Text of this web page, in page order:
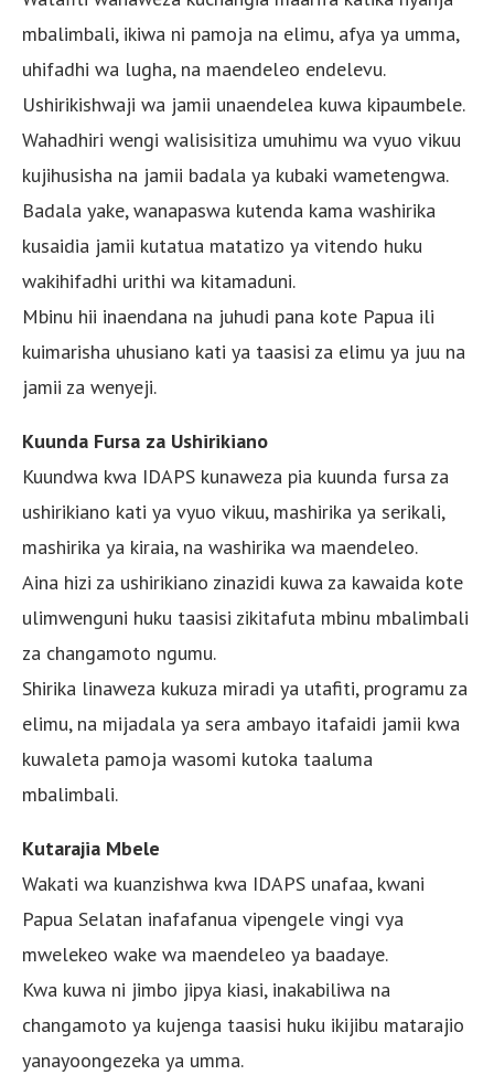
mbalimbali, ikiwa ni pamoja na elimu, afya ya umma,
uhifadhi wa lugha, na maendeleo endelevu.
Ushirikishwaji wa jamii unaendelea kuwa kipaumbele.
Wahadhiri wengi walisisitiza umuhimu wa vyuo vikuu
kujihusisha na jamii badala ya kubaki wametengwa.
Badala yake, wanapaswa kutenda kama washirika
kusaidia jamii kutatua matatizo ya vitendo huku
wakihifadhi urithi wa kitamaduni.
Mbinu hii inaendana na juhudi pana kote Papua ili
kuimarisha uhusiano kati ya taasisi za elimu ya juu na
jamii za wenyeji.
Kuunda Fursa za Ushirikiano
Kuundwa kwa IDAPS kunaweza pia kuunda fursa za
ushirikiano kati ya vyuo vikuu, mashirika ya serikali,
mashirika ya kiraia, na washirika wa maendeleo.
Aina hizi za ushirikiano zinazidi kuwa za kawaida kote
ulimwenguni huku taasisi zikitafuta mbinu mbalimbali
za changamoto ngumu.
Shirika linaweza kukuza miradi ya utafiti, programu za
elimu, na mijadala ya sera ambayo itafaidi jamii kwa
kuwaleta pamoja wasomi kutoka taaluma
mbalimbali.
Kutarajia Mbele
Wakati wa kuanzishwa kwa IDAPS unafaa, kwani
Papua Selatan inafafanua vipengele vingi vya
mwelekeo wake wa maendeleo ya baadaye.
Kwa kuwa ni jimbo jipya kiasi, inakabiliwa na
changamoto ya kujenga taasisi huku ikijibu matarajio
yanayoongezeka ya umma.